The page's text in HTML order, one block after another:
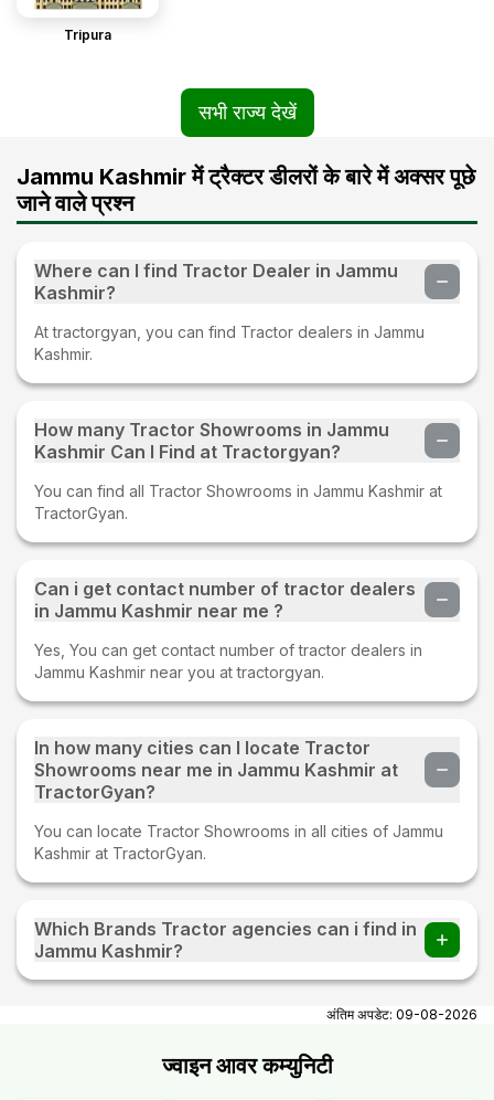
Tripura
सभी राज्य देखें
Jammu Kashmir में ट्रैक्टर डीलरों के बारे में अक्सर पूछे
जाने वाले प्रश्न
Where can I find Tractor Dealer in Jammu
Kashmir?
At tractorgyan, you can find Tractor dealers in Jammu
Kashmir.
How many Tractor Showrooms in Jammu
Kashmir Can I Find at Tractorgyan?
You can find all Tractor Showrooms in Jammu Kashmir at
TractorGyan.
Can i get contact number of tractor dealers
in Jammu Kashmir near me ?
Yes, You can get contact number of tractor dealers in
Jammu Kashmir near you at tractorgyan.
In how many cities can I locate Tractor
Showrooms near me in Jammu Kashmir at
TractorGyan?
You can locate Tractor Showrooms in all cities of Jammu
Kashmir at TractorGyan.
Which Brands Tractor agencies can i find in
Jammu Kashmir?
You can find Tractor agencies of all tractor brands in
अंतिम अपडेट: 09-08-2026
ज्वाइन आवर कम्युनिटी